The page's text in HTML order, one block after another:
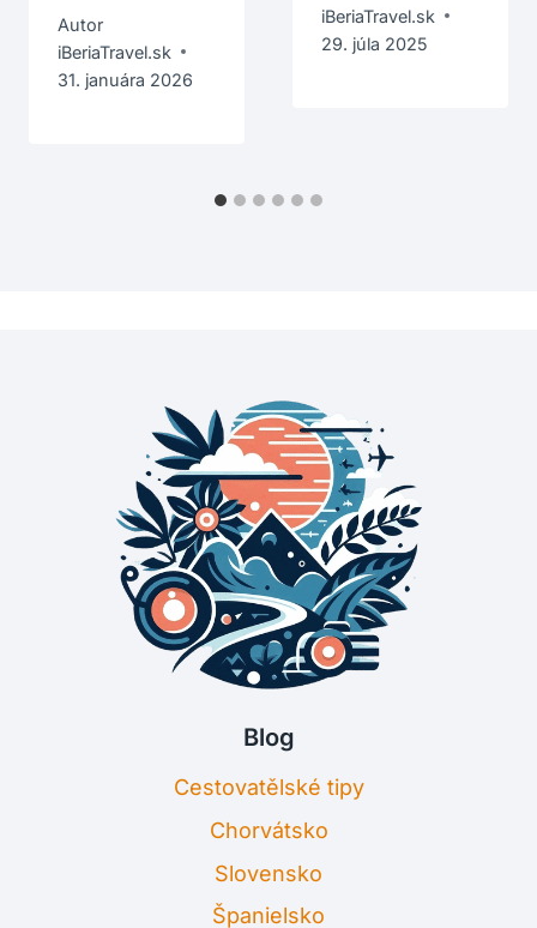
Autor
iBeriaTravel.sk
31. januára 2026
iBeriaTravel.sk
29. júla 2025
Blog
Cestovatělské tipy
Chorvátsko
Slovensko
Španielsko